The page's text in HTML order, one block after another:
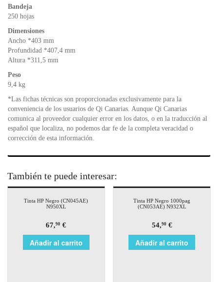
Bandeja
250 hojas
Dimensiones
Ancho *403 mm
Profundidad *407,4 mm
Altura *311,5 mm
Peso
9,4 kg
*Las fichas técnicas son proporcionadas exclusivamente para la
conveniencia de los usuarios de Qi Canarias. Aunque Qi Canarias
comunica al proveedor cualquier error en los datos, o en la traducción al
español que localiza, no podemos dar fe de la completa veracidad o
corrección de esta información.
También te puede interesar:
Tinta HP Negro (CN045AE)
N950XL
67,90 €
Añadir al carrito
Tinta HP Negro 1000pag
(CN053AE) N932XL
54,90€
Añadir al carrito